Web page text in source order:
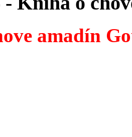
amadín